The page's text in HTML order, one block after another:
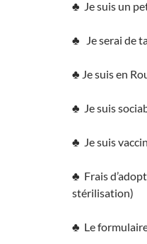
♣ Je suis un
♣ Je serai de
♣ Je suis en
♣ Je suis
♣ Je suis
♣ Frais
stérilisation)
♣ Le